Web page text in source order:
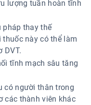
lượng tuần hoàn tĩnh
pháp thay thế
thuốc này có thể làm
DVT.
tĩnh mạch sâu tăng
có người thân trong
các thành viên khác